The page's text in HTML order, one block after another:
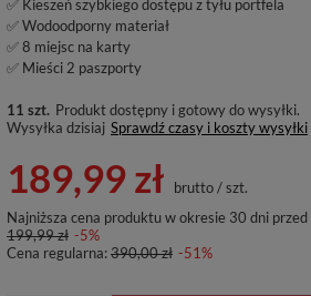
✅ Kieszeń szybkiego dostępu z tyłu portfela
✅ Wodoodporny materiał
✅ 8 miejsc na karty
✅ Mieści 2 paszporty
11 szt. Produkt dostępny i gotowy do wysyłki
Wysyłka dzisiaj Sprawdź czasy i koszty wysyłki
189,99 zł brutto/szt.
Najniższa cena produktu w okresie 30 dni
199,99 zł -5%
Cena regularna:390,00 zł -51%